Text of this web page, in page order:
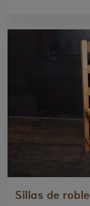
Sillas de roble